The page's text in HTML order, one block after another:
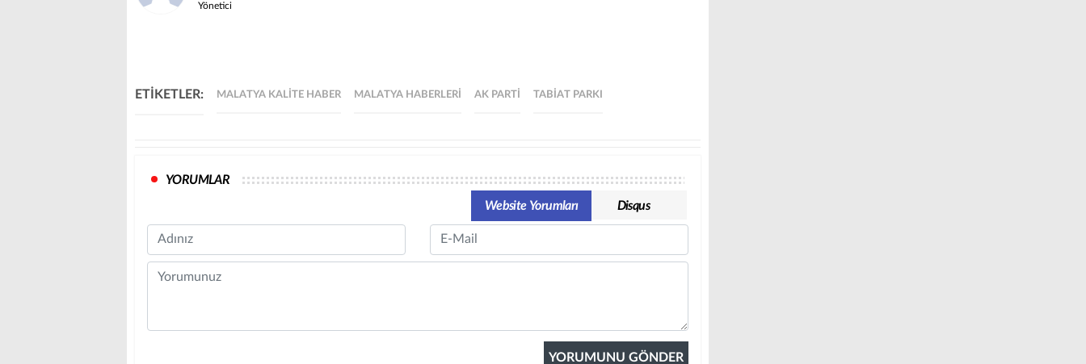
Yönetici
ETİKETLER: MALATYA KALITE HABER MALATYA HABERLERI AK PARTI TABIAT PARKI
YORUMLAR
Website Yorumları
Disqus
Name Email
Comment